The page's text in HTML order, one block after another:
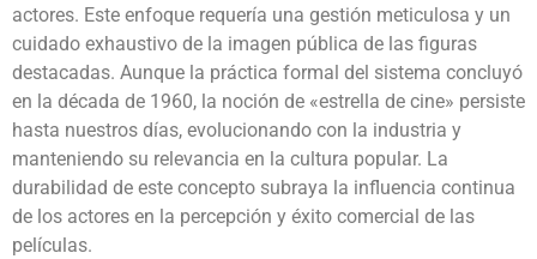
actores. Este enfoque requería una gestión meticulosa y un
cuidado exhaustivo de la imagen pública de las figuras
destacadas. Aunque la práctica formal del sistema concluyó
en la década de 1960, la noción de «estrella de cine» persiste
hasta nuestros días, evolucionando con la industria y
manteniendo su relevancia en la cultura popular. La
durabilidad de este concepto subraya la influencia continua
de los actores en la percepción y éxito comercial de las
películas.